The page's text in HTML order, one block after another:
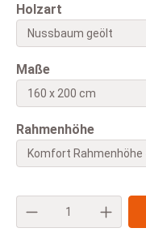
Holzart
Maßeauswählen
Rahmenhöhe
Produkt